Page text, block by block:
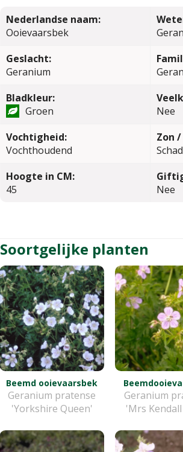
Nederlandse naam:
Ooievaarsbek
Geslacht:
Geranium
Bladkleur:
Groen
Nee
Vochtigheid:
Vochthoudend
Zon
Hoogte in CM:
45
Nee
Soortgelijke planten
Beemd ooievaarsbek
Geranium pratense
'Yorkshire Queen'
Geranium
'Mrs